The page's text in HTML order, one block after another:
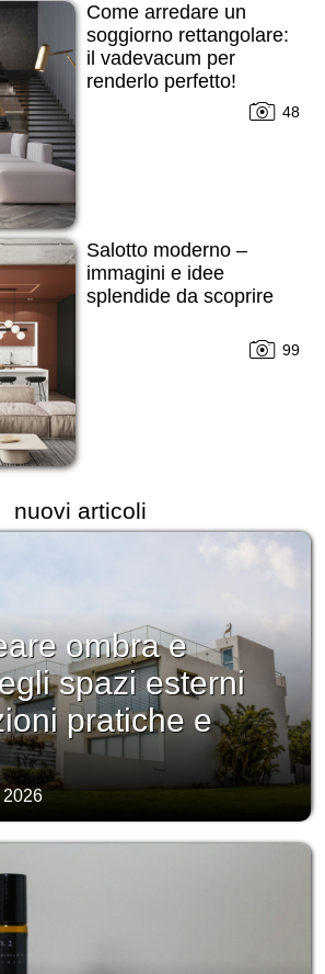
Come arredare un
soggiorno rettangolare:
il vadevacum per
renderlo perfetto!
48
Salotto moderno –
immagini e idee
splendide da scoprire
99
nuovi articoli
ombra e
spazi esterni
pratiche e
2026